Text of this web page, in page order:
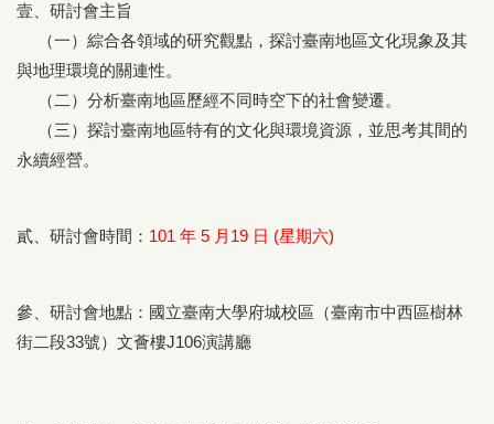
壹、研討會主旨
（一）綜合各領域的研究觀點，探討臺南地區文化現象及其
與地理環境的關連性。
（二）分析臺南地區歷經不同時空下的社會變遷。
（三）探討臺南地區特有的文化與環境資源，並思考其間的
永續經營。
貳、研討會時間： 101 年 5 月19 日 (星期六)
參、研討會地點：國立臺南大學府城校區（臺南市中西區樹林
街二段33號）文薈樓J106演講廳